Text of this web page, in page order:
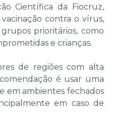
Científica da Fiocruz,
contra o vírus,
prioritários, como
e crianças.
de regiões com alta
é usar uma
em ambientes fechados
em caso de